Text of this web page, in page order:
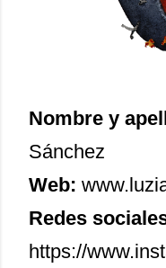
Nombre y
Sánchez
Web:
Redes
https://